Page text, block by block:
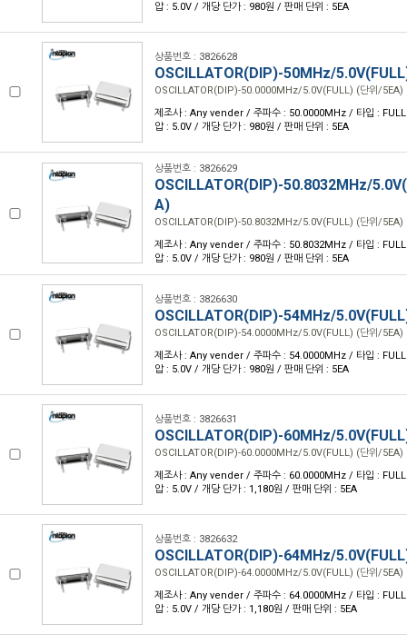
압 : 5.0V / 개당 단가 : 980원 / 판매 단위 : 5EA
상품번호 : 3826628
OSCILLATOR(DIP)-50MHz/
OSCILLATOR(DIP)-50.0000MHz/5.0V(FULL) (단위/5EA)
제조사 : Any vender / 주파수 : 50.0000MHz / 타입 :
압 : 5.0V / 개당 단가 : 980원 / 판매 단위 : 5EA
상품번호 : 3826629
OSCILLATOR(DIP)-50.8032MHz/
A)
OSCILLATOR(DIP)-50.8032MHz/5.0V(FULL) (단위/5EA)
제조사 : Any vender / 주파수 : 50.8032MHz / 타입 :
압 : 5.0V / 개당 단가 : 980원 / 판매 단위 : 5EA
상품번호 : 3826630
OSCILLATOR(DIP)-54MHz/
OSCILLATOR(DIP)-54.0000MHz/5.0V(FULL) (단위/5EA)
제조사 : Any vender / 주파수 : 54.0000MHz / 타입 :
압 : 5.0V / 개당 단가 : 980원 / 판매 단위 : 5EA
상품번호 : 3826631
OSCILLATOR(DIP)-60MHz/
OSCILLATOR(DIP)-60.0000MHz/5.0V(FULL) (단위/5EA)
제조사 : Any vender / 주파수 : 60.0000MHz / 타입 :
압 : 5.0V / 개당 단가 : 1,180원 / 판매 단위 : 5EA
상품번호 : 3826632
OSCILLATOR(DIP)-64MHz/
OSCILLATOR(DIP)-64.0000MHz/5.0V(FULL) (단위/5EA)
제조사 : Any vender / 주파수 : 64.0000MHz / 타입 :
압 : 5.0V / 개당 단가 : 1,180원 / 판매 단위 : 5EA